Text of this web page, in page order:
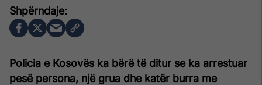
Policia e Kosovës ka bërë të ditur se ka arrestuar
pesë persona, një grua dhe katër burra me